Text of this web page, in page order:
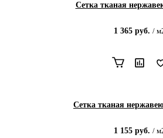
Сетка тканая
1 365 руб. /
Сетка тканая
1 155 руб. /